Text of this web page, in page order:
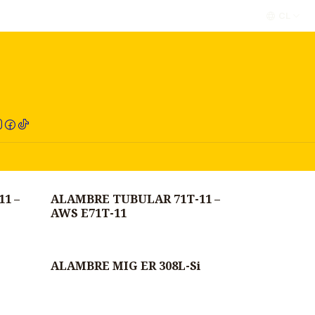
–
Agotado
ALAMBRE TUBULAR 71T-11 –
AWS E71T-11
ALAMBRE MIG ER 308L-Si